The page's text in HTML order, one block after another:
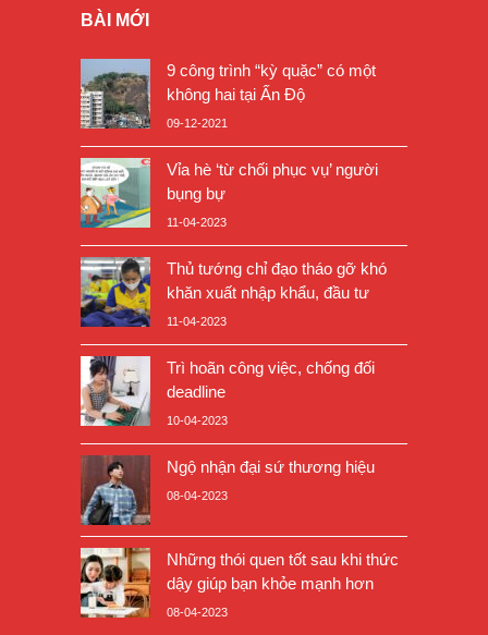
BÀI MỚI
9 công trình “kỳ quặc” có một
không hai tại Ấn Độ
09-12-2021
Vỉa hè ‘từ chối phục vụ’ người
bụng bự
11-04-2023
Thủ tướng chỉ đạo tháo gỡ khó
khăn xuất nhập khẩu, đầu tư
11-04-2023
Trì hoãn công việc, chống đối
deadline
10-04-2023
Ngộ nhận đại sứ thương hiệu
08-04-2023
Những thói quen tốt sau khi thức
dậy giúp bạn khỏe mạnh hơn
08-04-2023